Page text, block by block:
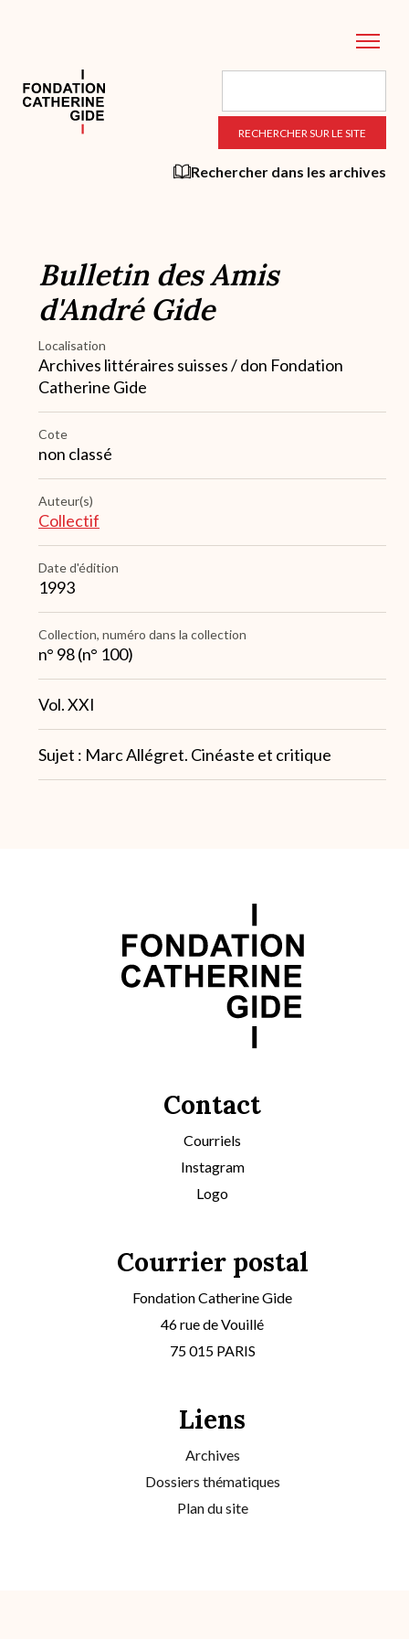
principal
Rechercher dans les archives
Bulletin des Amis
d'André Gide
Localisation
Archives littéraires suisses / don Fondation
Catherine Gide
Cote
non classé
Auteur(s)
Collectif
Date d'édition
1993
Collection, numéro dans la collection
n° 98 (n° 100)
Note
Vol. XXI
Note
Sujet : Marc Allégret. Cinéaste et critique
Contact
Courriels
Instagram
Logo
Courrier postal
Fondation Catherine Gide
46 rue de Vouillé
75 015 PARIS
Liens
Archives
Dossiers thématiques
Plan du site